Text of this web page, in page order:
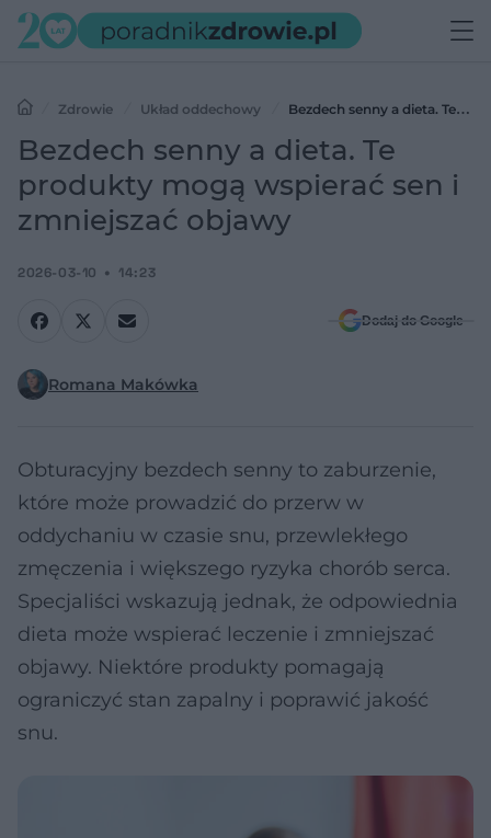
Zdrowie Układ oddechowy
Bezdech senny a dieta. Te
produkty mogą wspierać sen i zmniejszać objawy
Bezdech senny a dieta. Te
produkty mogą wspierać sen i
zmniejszać objawy
2026-03-10 14:23
Dodaj do Google
Romana Makówka
Obturacyjny bezdech senny to zaburzenie,
które może prowadzić do przerw w
oddychaniu w czasie snu, przewlekłego
zmęczenia i większego ryzyka chorób serca.
Specjaliści wskazują jednak, że odpowiednia
dieta może wspierać leczenie i zmniejszać
objawy. Niektóre produkty pomagają
ograniczyć stan zapalny i poprawić jakość
snu.